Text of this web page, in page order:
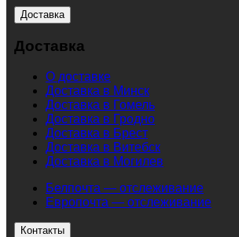
Доставка
Доставка
О доставке
Доставка в Минск
Доставка в Гомель
Доставка в Гродно
Доставка в Брест
Доставка в Витебск
Доставка в Могилев
Белпочта — отслеживание
Европочта — отслеживание
Контакты